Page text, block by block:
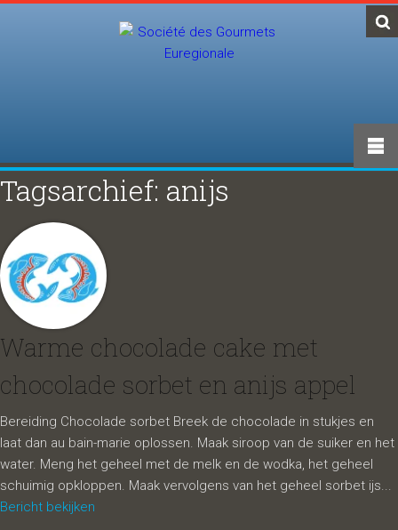
Tagsarchief: anijs
Warme chocolade cake met
chocolade sorbet en anijs appel
Bereiding Chocolade sorbet Breek de chocolade in stukjes en
laat dan au bain-marie oplossen. Maak siroop van de suiker en het
water. Meng het geheel met de melk en de wodka, het geheel
schuimig opkloppen. Maak vervolgens van het geheel sorbet ijs...
Bericht bekijken